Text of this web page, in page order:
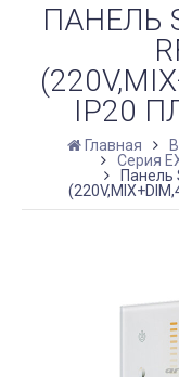
ПАНЕЛЬ
IP20
Главная
Серия
Панель